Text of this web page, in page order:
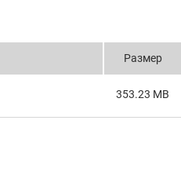
Размер
353.23 MB